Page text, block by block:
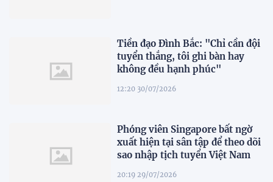
Tiền đạo Đình Bắc: "Chỉ cần đội
tuyển thắng, tôi ghi bàn hay
không đều hạnh phúc"
12:20 30/07/2026
Phóng viên Singapore bất ngờ
xuất hiện tại sân tập để theo dõi
sao nhập tịch tuyển Việt Nam
20:19 29/07/2026